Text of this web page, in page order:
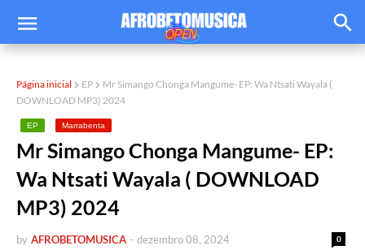
Página inicial EP
Mr Simango Chonga Mangume- EP: Wa Ntsati Wayala (
DOWNLOAD MP3) 2024
EP Marrabenta
Mr Simango Chonga Mangume- EP:
Wa Ntsati Wayala ( DOWNLOAD
MP3) 2024
by AFROBETOMUSICA 0
- dezembro 08, 2024